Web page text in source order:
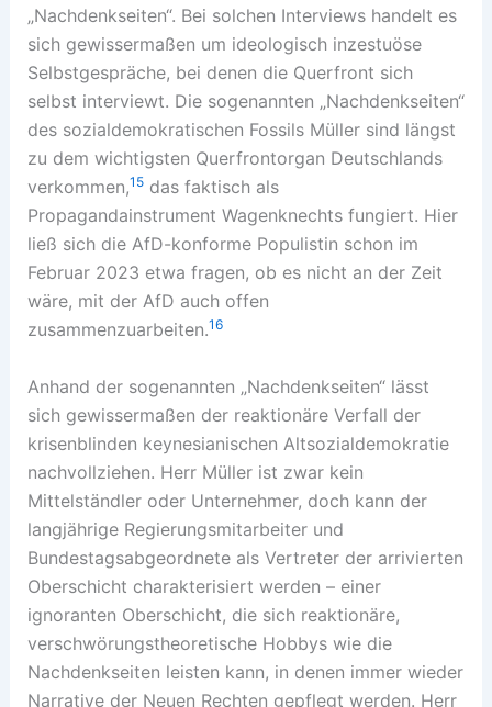
„Nachdenkseiten“. Bei solchen Interviews handelt es
sich gewissermaßen um ideologisch inzestuöse
Selbstgespräche, bei denen die Querfront sich
selbst interviewt. Die sogenannten „Nachdenkseiten“
des sozialdemokratischen Fossils Müller sind längst
zu dem wichtigsten Querfrontorgan Deutschlands
verkommen,15das faktisch als
Propagandainstrument Wagenknechts fungiert. Hier
ließ sich die AfD-konforme Populistin schon im
Februar 2023 etwa fragen, ob es nicht an der Zeit
wäre, mit der AfD auch offen
zusammenzuarbeiten.16
Anhand der sogenannten „Nachdenkseiten“ lässt
sich gewissermaßen der reaktionäre Verfall der
krisenblinden keynesianischen Altsozialdemokratie
nachvollziehen. Herr Müller ist zwar kein
Mittelständler oder Unternehmer, doch kann der
langjährige Regierungsmitarbeiter und
Bundestagsabgeordnete als Vertreter der arrivierten
Oberschicht charakterisiert werden – einer
ignoranten Oberschicht, die sich reaktionäre,
verschwörungstheoretische Hobbys wie die
Nachdenkseiten leisten kann, in denen immer wieder
Narrative der Neuen Rechten gepflegt werden. Herr